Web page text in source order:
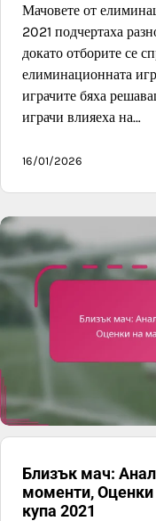
Мачовете от
2021 подчертаха
докато отборите се
елиминационната
играчите бяха
играчи влияеха на…
16/01/2026
Близък мач:
моменти, Оценки
купа 2021